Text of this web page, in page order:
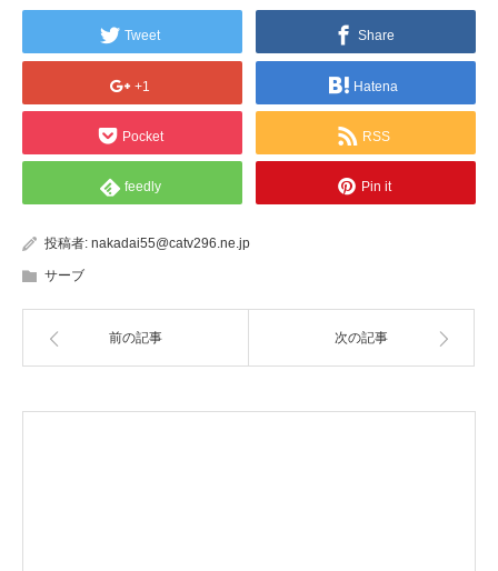
Tweet Share
+1 Hatena
Pocket RSS
feedly Pin it
投稿者: nakadai55@catv296.ne.jp
サーブ
前の記事 次の記事